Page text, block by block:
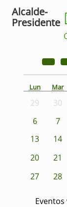
Alcalde-
Presidente
Lun Mar
29 30
6
7
13
14
20
21
27
28